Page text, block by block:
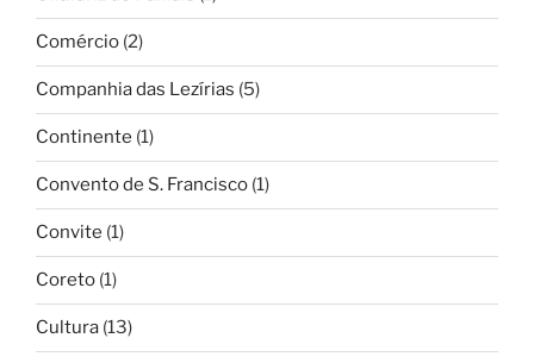
Comércio (2)
Companhia das Lezírias (5)
Continente (1)
Convento de S. Francisco (1)
Convite (1)
Coreto (1)
Cultura (13)